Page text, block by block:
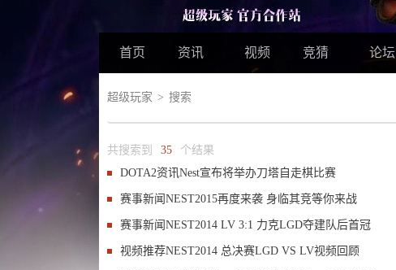
首页 资讯 视频 竞猜 论坛
超级玩家 搜索
共搜索到 35 个结果
DOTA2资讯Nest宣布将举办刀塔自走棋比赛
赛事新闻 NEST2015再度来袭 身临其竞等你来战
赛事新闻 NEST2014 LV 3:1 力克LGD夺建队后首冠
视频推荐NEST2014 总决赛LGD VS LV视频回顾